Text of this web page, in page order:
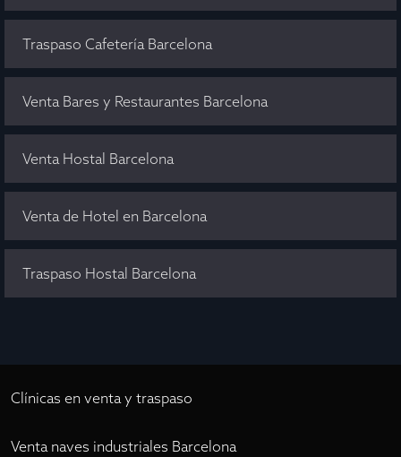
Traspaso Cafetería Barcelona
Venta Bares y Restaurantes Barcelona
Venta Hostal Barcelona
Venta de Hotel en Barcelona
Traspaso Hostal Barcelona
Clínicas en venta y traspaso
Venta naves industriales Barcelona